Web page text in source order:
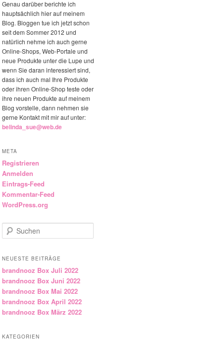
Genau darüber berichte ich
hauptsächlich hier auf meinem
Blog. Bloggen tue ich jetzt schon
seit dem Sommer 2012 und
natürlich nehme ich auch gerne
Online-Shops, Web-Portale und
neue Produkte unter die Lupe und
wenn Sie daran interessiert sind,
dass ich auch mal Ihre Produkte
oder ihren Online-Shop teste oder
ihre neuen Produkte auf meinem
Blog vorstelle, dann nehmen sie
gerne Kontakt mit mir auf unter:
belinda_sue@web.de
META
Registrieren
Anmelden
Eintrags-Feed
Kommentar-Feed
WordPress.org
Suchen
NEUESTE BEITRÄGE
brandnooz Box Juli 2022
brandnooz Box Juni 2022
brandnooz Box Mai 2022
brandnooz Box April 2022
brandnooz Box März 2022
KATEGORIEN